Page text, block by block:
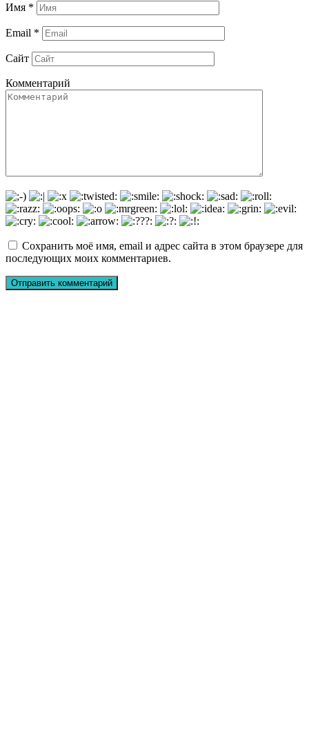
Имя *
Email *
Сайт
Комментарий
Сохранить моё имя, email и адрес сайта в этом браузере для
последующих моих комментариев.